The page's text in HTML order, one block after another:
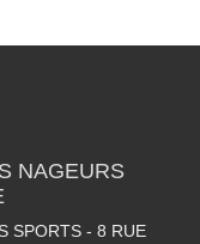
NAGEURS
SPORTS - 8 RUE